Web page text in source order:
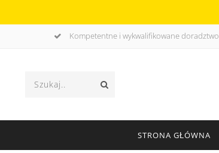
Kompetentne i wykwalifikowane doradztwo
STRONA GŁÓWNA